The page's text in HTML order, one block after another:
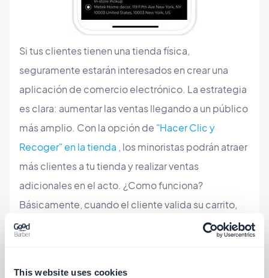
This website uses cookies
Si tus clientes tienen una tienda física,
seguramente estarán interesados en crear una
aplicación de comercio electrónico. La estrategia
es clara: aumentar las ventas llegando a un público
más amplio. Con la opción de "Hacer Clic y
Recoger" en la tienda , los minoristas podrán atraer
más clientes a tu tienda y realizar ventas
adicionales en el acto. ¿Como funciona?
Básicamente, cuando el cliente valida su carrito,
elegirá la forma en que prefiere recoger su